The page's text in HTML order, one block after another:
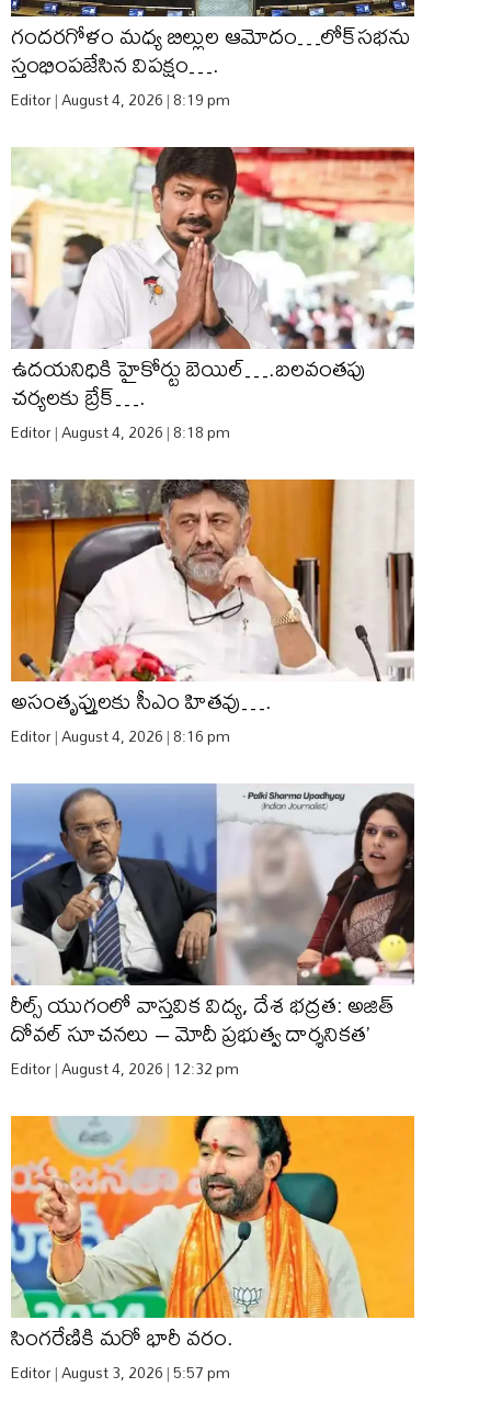
గందరగోళం మధ్య బిల్లుల ఆమోదం…లోక్‌సభను
స్తంభింపజేసిన విపక్షం….
Editor August 4, 2026 8:19 pm
ఉదయనిధికి హైకోర్టు బెయిల్….బలవంతపు
చర్యలకు బ్రేక్….
Editor August 4, 2026 8:18 pm
అసంతృప్తులకు సీఎం హితవు….
Editor August 4, 2026 8:16 pm
రీల్స్ యుగంలో వాస్తవిక విద్య, దేశ భద్రత: అజిత్
దోవల్ సూచనలు – మోదీ ప్రభుత్వ దార్శనికత’
Editor August 4, 2026 12:32 pm
సింగరేణికి మరో భారీ వరం.
Editor August 3, 2026 5:57 pm